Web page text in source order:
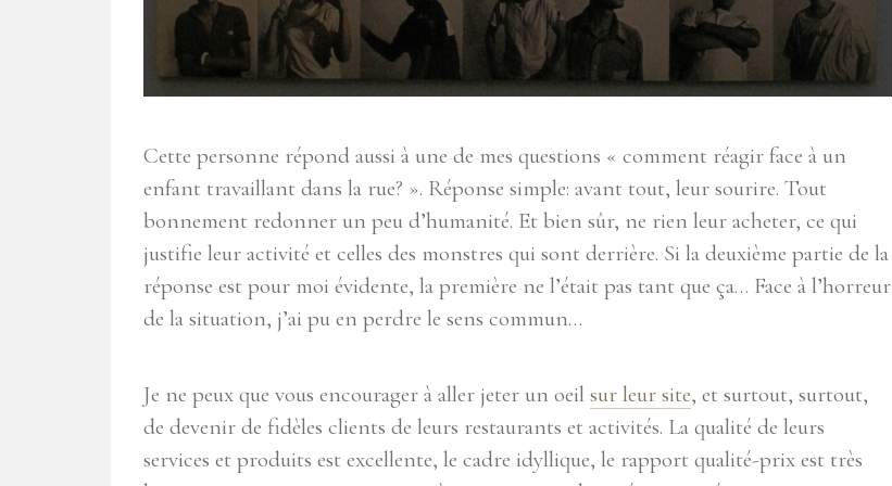
Cette personne répond aussi à une de mes questions « comment réagir face à un
enfant travaillant dans la rue? ». Réponse simple: avant tout, leur sourire. Tout
bonnement redonner un peu d’humanité. Et bien sûr, ne rien leur acheter, ce qui
justifie leur activité et celles des monstres qui sont derrière. Si la deuxième partie de la
réponse est pour moi évidente, la première ne l’était pas tant que ça… Face à l’horreur
de la situation, j’ai pu en perdre le sens commun…
Je ne peux que vous encourager à aller jeter un oeil sur leur site, et surtout, surtout,
de devenir de fidèles clients de leurs restaurants et activités. La qualité de leurs
services et produits est excellente, le cadre idyllique, le rapport qualité-prix est très